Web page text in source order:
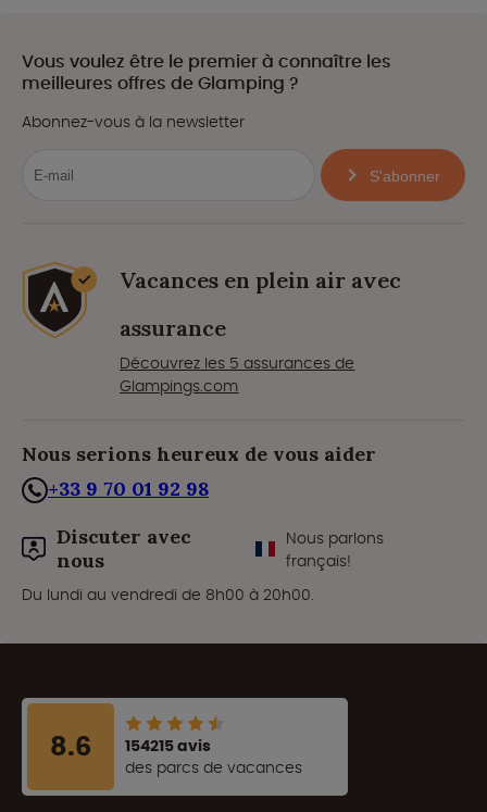
Vous voulez être le premier à connaître les
meilleures offres de Glamping ?
Abonnez-vous à la newsletter
S'abonner
Vacances en plein air avec
assurance
Découvrez les 5 assurances de
Glampings.com
Nous serions heureux de vous aider
+33 9 70 01 92 98
Discuter avec
nous
Nous parlons
français!
Du lundi au vendredi de 8h00 à 20h00.
8.6
154215 avis
des parcs de vacances